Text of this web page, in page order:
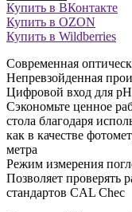
Купить в ВКонтакте
Купить в OZON
Купить в Wildberries
Современная
Непревзойденная
Цифровой вход для pH
Сэкономьте ценное
стола благодаря
как в качестве
метра
Режим измерения
Позволяет проверять
стандартов CAL Chec